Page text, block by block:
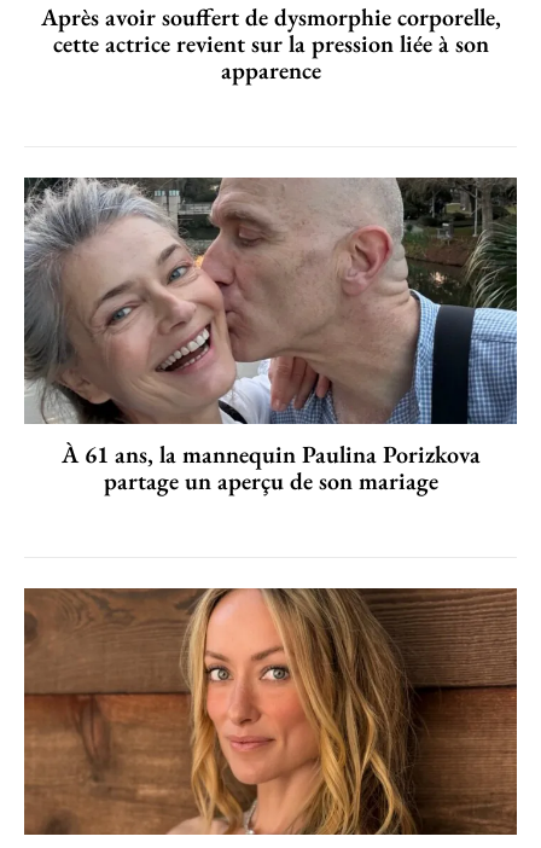
Après avoir souffert de dysmorphie corporelle,
cette actrice revient sur la pression liée à son
apparence
À 61 ans, la mannequin Paulina Porizkova
partage un aperçu de son mariage